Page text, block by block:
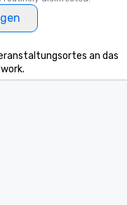
an das